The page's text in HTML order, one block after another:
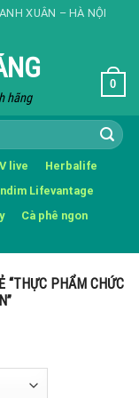
XUÂN – HÀ NỘI
hãng
0
V live
Herbalife
Lifevantage
Cà phê ngon
“THỰC PHẨM CHỨC